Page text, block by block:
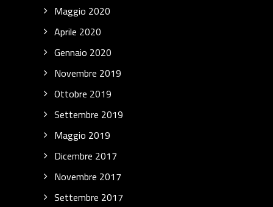
Maggio 2020
Aprile 2020
Gennaio 2020
Novembre 2019
Ottobre 2019
Settembre 2019
Maggio 2019
Dicembre 2017
Novembre 2017
Settembre 2017